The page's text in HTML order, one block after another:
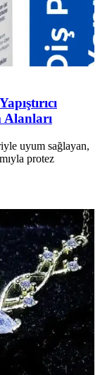
Alanları
uyum sağlayan,
protez